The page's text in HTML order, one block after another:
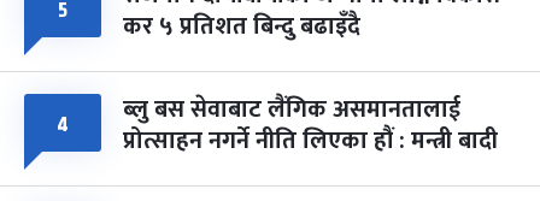
५ कर ५ प्रतिशत बिन्दु बढाइँदै
४ ब्लु बस सेवाबाट लैंगिक असमानतालाई
प्रोत्साहन नगर्ने नीति लिएका हौं : मन्त्री बादी